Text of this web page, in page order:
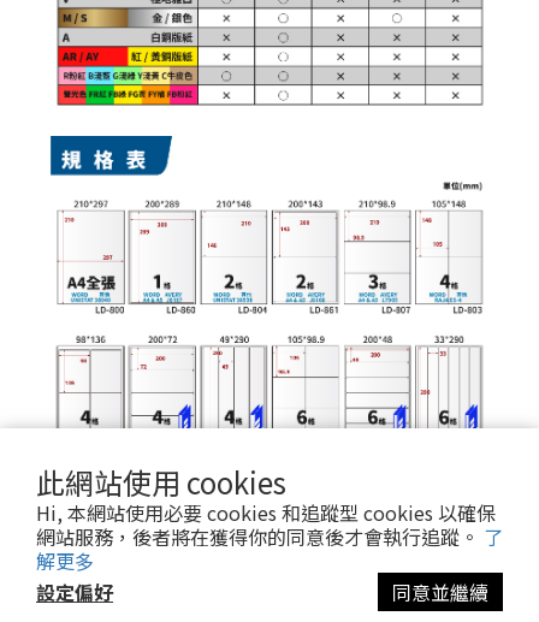
此網站使用 cookies
Hi, 本網站使用必要 cookies 和追蹤型 cookies 以確保
網站服務，後者將在獲得你的同意後才會執行追蹤。 了
解更多
設定偏好
同意並繼續